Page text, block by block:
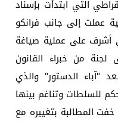
التي ابتدأت بإسناد
عملت إلى جانب فرانكو
أشرف على عملية صياغة
لجنة من خبراء القانون
"آباء الدستور" والذي
للسلطات وتناغم بينها
المطالبة بتغييره مع